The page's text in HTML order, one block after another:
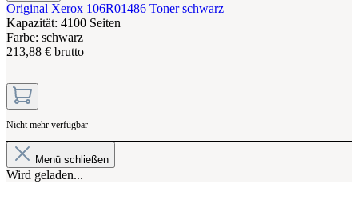
Original Xerox 106R01486 Toner schwarz
Kapazität: 4100 Seiten
Farbe: schwarz
213,88 € brutto
Nicht mehr verfügbar
Menü schließen
Wird geladen...